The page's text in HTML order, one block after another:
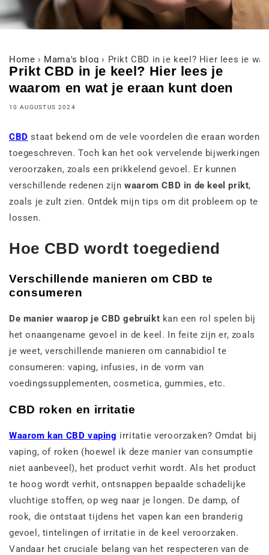
Home › Mama's blog › Prikt CBD in je keel? Hier lees je
Prikt CBD in je keel? Hier lees je
waarom en wat je eraan kunt doen
10 AUGUSTUS 2024
CBD staat bekend om de vele voordelen die eraan worden
toegeschreven. Toch kan het ook vervelende bijwerkingen
veroorzaken, zoals een prikkelend gevoel. Er kunnen
verschillende redenen zijnwaarom CBD in de keel prikt,
zoals je zult zien. Ontdek mijn tips om dit probleem op te
lossen.
Hoe CBD wordt toegediend
Verschillende manieren om CBD te
consumeren
De manier waarop je CBD gebruikt kan een rol spelen bij
het onaangename gevoel in de keel. In feite zijn er, zoals
je weet, verschillende manieren om cannabidiol te
consumeren: vaping, infusies, in de vorm van
voedingssupplementen, cosmetica, gummies, etc.
CBD roken en irritatie
Waarom kan CBD vaping irritatie veroorzaken? Omdat bij
vaping, of roken (hoewel ik deze manier van consumptie
niet aanbeveel), het product verhit wordt. Als het product
te hoog wordt verhit, ontsnappen bepaalde schadelijke
vluchtige stoffen, op weg naar je longen. De damp, of
rook, die ontstaat tijdens het vapen kan een branderig
gevoel, tintelingen of irritatie in de keel veroorzaken.
Vandaar het cruciale belang van het respecteren van de